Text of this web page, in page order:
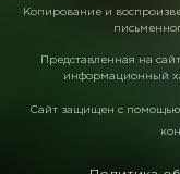
Копирование и
Представленная на
информационный
Сайт защищен с помощью